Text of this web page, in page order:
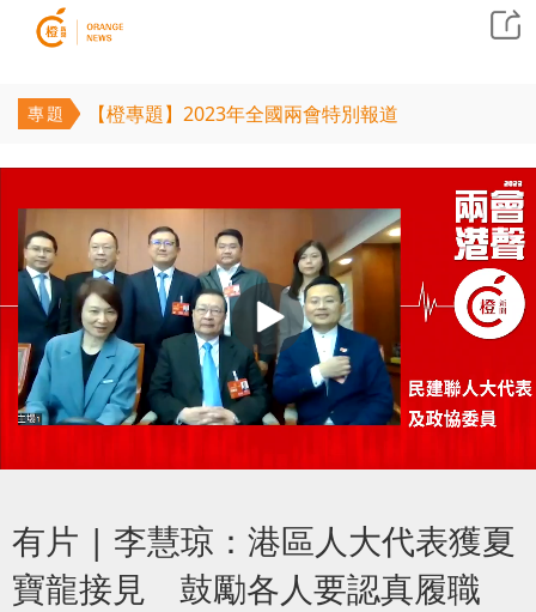
專題 【橙專題】2023年全國兩會特別報道
有片 | 李慧琼：港區人大代表獲夏
寶龍接見 鼓勵各人要認真履職